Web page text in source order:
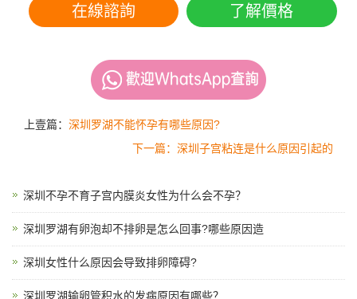
在線諮詢 了解價格
上壹篇： 深圳罗湖不能怀孕有哪些原因?
下一篇：深圳子宫粘连是什么原因引起的
深圳不孕不育子宫内膜炎女性为什么会不孕？
深圳罗湖有卵泡却不排卵是怎么回事?哪些原因造
深圳女性什么原因会导致排卵障碍?
深圳罗湖输卵管积水的发病原因有哪些？